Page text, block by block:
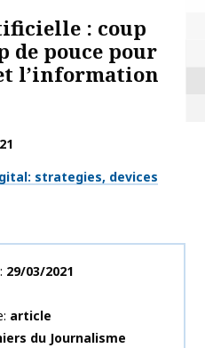
: coup
de pouce pour
l’information
strategies, devices
29/03/2021
article
du Journalisme